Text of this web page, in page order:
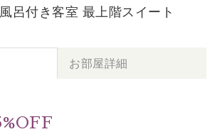
呂付き客室 最上階スイート
お部屋詳細